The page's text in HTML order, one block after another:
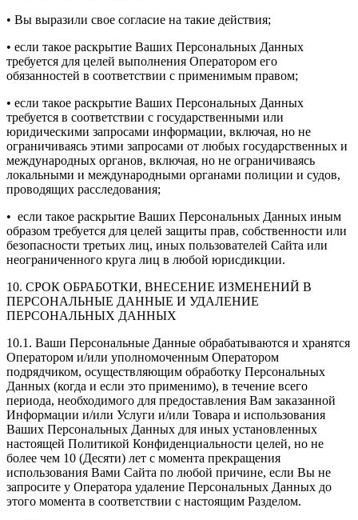
• Вы выразили свое согласие на такие действия;
• если такое раскрытие Ваших Персональных Данных
требуется для целей выполнения Оператором его
обязанностей в соответствии с применимым правом;
• если такое раскрытие Ваших Персональных Данных
требуется в соответствии с государственными или
юридическими запросами информации, включая, но не
ограничиваясь этими запросами от любых государственных и
международных органов, включая, но не ограничиваясь
локальными и международными органами полиции и судов,
проводящих расследования;
• если такое раскрытие Ваших Персональных Данных иным
образом требуется для целей защиты прав, собственности или
безопасности третьих лиц, иных пользователей Сайта или
неограниченного круга лиц в любой юрисдикции.
10. СРОК ОБРАБОТКИ, ВНЕСЕНИЕ ИЗМЕНЕНИЙ В
ПЕРСОНАЛЬНЫЕ ДАННЫЕ И УДАЛЕНИЕ
ПЕРСОНАЛЬНЫХ ДАННЫХ
10.1. Ваши Персональные Данные обрабатываются и хранятся
Оператором и/или уполномоченным Оператором
подрядчиком, осуществляющим обработку Персональных
Данных (когда и если это применимо), в течение всего
периода, необходимого для предоставления Вам заказанной
Информации и/или Услуги и/или Товара и использования
Ваших Персональных Данных для иных установленных
настоящей Политикой Конфиденциальности целей, но не
более чем 10 (Десяти) лет с момента прекращения
использования Вами Сайта по любой причине, если Вы не
запросите у Оператора удаление Персональных Данных до
этого момента в соответствии с настоящим Разделом.